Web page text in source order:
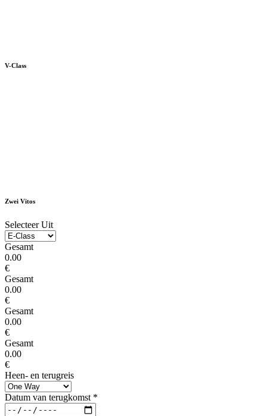
V-Class
Zwei Vitos
Selecteer Uit
Gesamt
0.00
€
Gesamt
0.00
€
Gesamt
0.00
€
Gesamt
0.00
€
Heen- en terugreis
Datum van terugkomst *